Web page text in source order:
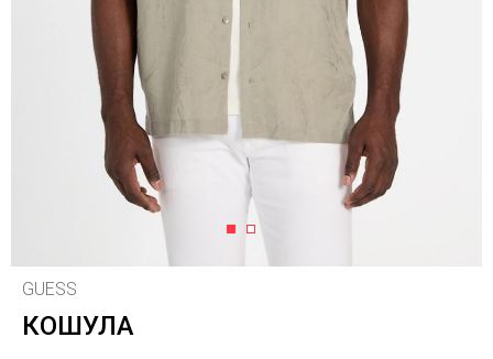
1 2
GUESS
КОШУЛА